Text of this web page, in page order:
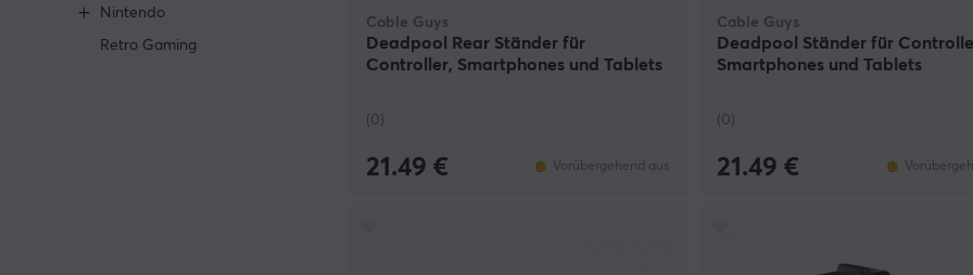
Nintendo
Retro Gaming
Cable Guys
Deadpool Rear Ständer für
Controller, Smartphones und Tablets
(0)
21.49 € Vorübergehend aus
Cable Guys
Deadpool Ständer für
Smartphones und Tablets
(0)
21.49 €